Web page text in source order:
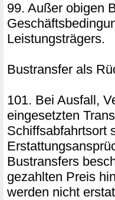
99. Außer obigen
Leistungsträgers.
Bustransfer als
101. Bei Ausfall,
eingesetzten
Schiffsabfahrtsort
Bustransfers
gezahlten Preis
werden nicht